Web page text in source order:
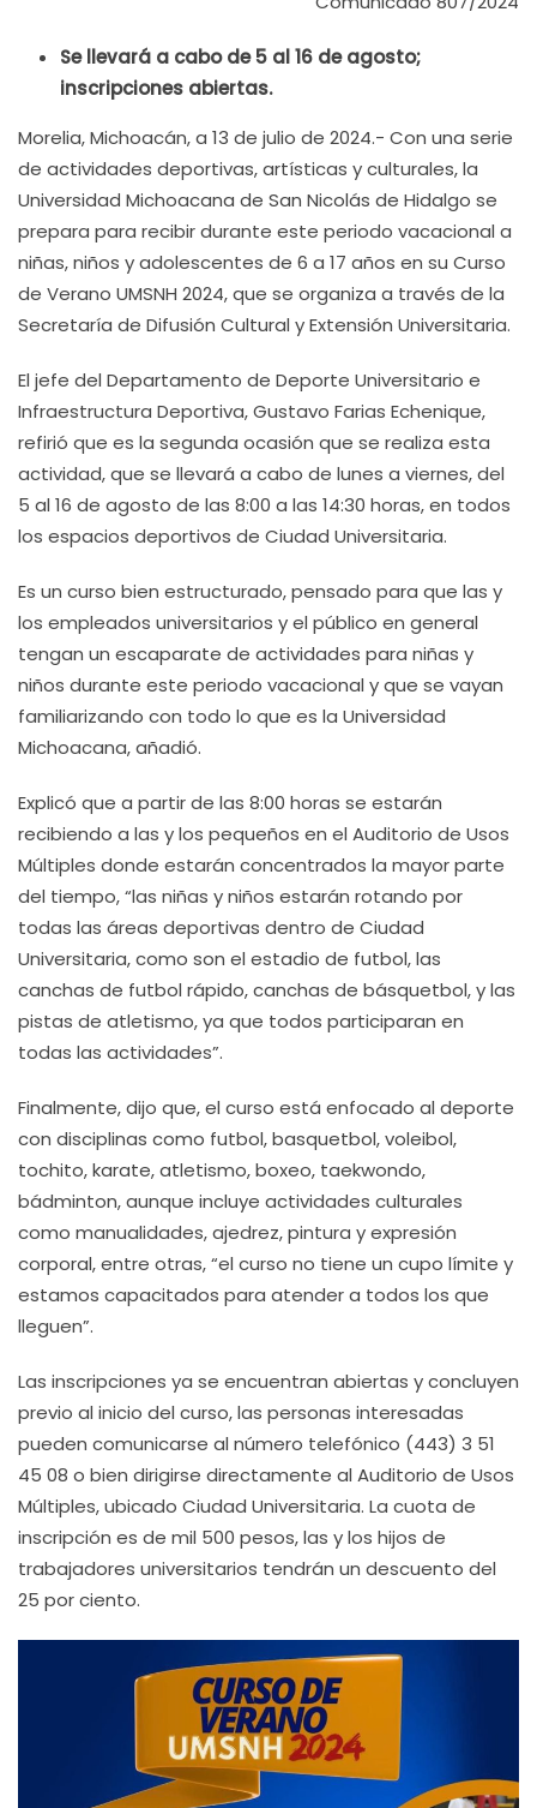
Se llevará a cabo de 5 al 16 de agosto;
inscripciones abiertas.
Morelia, Michoacán, a 13 de julio de 2024.- Con una serie
de actividades deportivas, artísticas y culturales, la
Universidad Michoacana de San Nicolás de Hidalgo se
prepara para recibir durante este periodo vacacional a
niñas, niños y adolescentes de 6 a 17 años en su Curso
de Verano UMSNH 2024, que se organiza a través de la
Secretaría de Difusión Cultural y Extensión Universitaria.
El jefe del Departamento de Deporte Universitario e
Infraestructura Deportiva, Gustavo Farias Echenique,
refirió que es la segunda ocasión que se realiza esta
actividad, que se llevará a cabo de lunes a viernes, del
5 al 16 de agosto de las 8:00 a las 14:30 horas, en todos
los espacios deportivos de Ciudad Universitaria.
Es un curso bien estructurado, pensado para que las y
los empleados universitarios y el público en general
tengan un escaparate de actividades para niñas y
niños durante este periodo vacacional y que se vayan
familiarizando con todo lo que es la Universidad
Michoacana, añadió.
Explicó que a partir de las 8:00 horas se estarán
recibiendo a las y los pequeños en el Auditorio de Usos
Múltiples donde estarán concentrados la mayor parte
del tiempo, “las niñas y niños estarán rotando por
todas las áreas deportivas dentro de Ciudad
Universitaria, como son el estadio de futbol, las
canchas de futbol rápido, canchas de básquetbol, y las
pistas de atletismo, ya que todos participaran en
todas las actividades”.
Finalmente, dijo que, el curso está enfocado al deporte
con disciplinas como futbol, basquetbol, voleibol,
tochito, karate, atletismo, boxeo, taekwondo,
bádminton, aunque incluye actividades culturales
como manualidades, ajedrez, pintura y expresión
corporal, entre otras, “el curso no tiene un cupo límite y
estamos capacitados para atender a todos los que
lleguen”.
Las inscripciones ya se encuentran abiertas y concluyen
previo al inicio del curso, las personas interesadas
pueden comunicarse al número telefónico (443) 3 51
45 08 o bien dirigirse directamente al Auditorio de Usos
Múltiples, ubicado Ciudad Universitaria. La cuota de
inscripción es de mil 500 pesos, las y los hijos de
trabajadores universitarios tendrán un descuento del
25 por ciento.